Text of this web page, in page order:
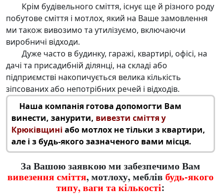
Крім будівельного сміття, існує ще й різного роду
побутове сміття і мотлох, який на Ваше замовлення
ми також вивозимо та утилізуємо, включаючи
виробничі відходи.
Дуже часто в будинку, гаражі, квартирі, офісі, на
дачі та присадибній ділянці, на складі або
підприємстві накопичується велика кількість
зіпсованих або непотрібних речей і відходів.
Наша компанія готова допомогти Вам
винести, занурити, вивезти сміття у
Крюківщині або мотлох не тільки з квартири,
але і з будь-якого зазначеного вами місця.
За Вашою заявкою ми забезпечимо Вам
вивезення сміття, мотлоху, меблівбудь-якого
типу, ваги та кількості: